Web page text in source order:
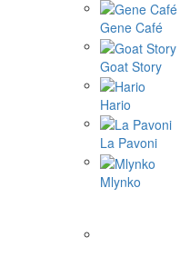
Gene Café
Goat Story
Hario
La Pavoni
Mlynko